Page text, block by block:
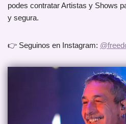
podes contratar Artistas y Shows
y segura.
👉 Seguinos en Instagram: